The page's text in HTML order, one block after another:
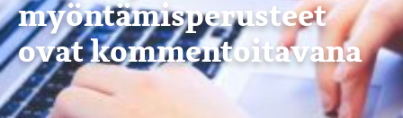
myöntämisperusteet
ovat kommentoitavana